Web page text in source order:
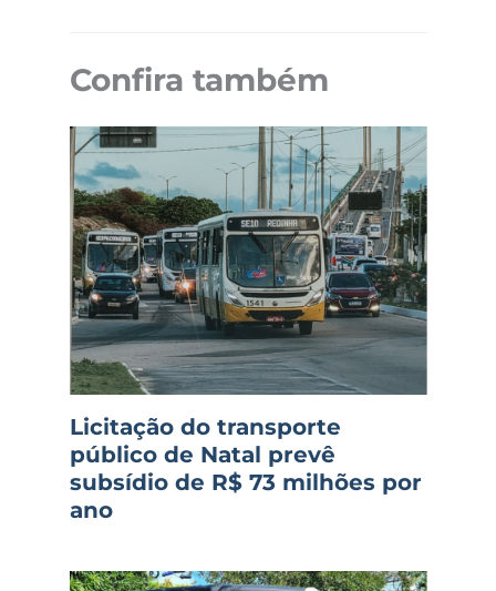
Confira também
Licitação do transporte
público de Natal prevê
subsídio de R$ 73 milhões por
ano